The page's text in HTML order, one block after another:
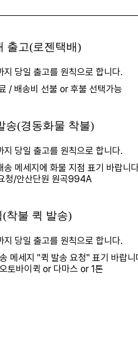
출고(로젠택배)
지 당일 출고를 원칙으로 합니다.
/ 배송비 선불 or 후불 선택가능
송(경동화물 착불)
지 당일 출고를 원칙으로 합니다.
메세지에 화물 지점 표기 바랍니
청/안산단원 원곡994A
(착불 퀵 발송)
지 당일 출고를 원칙으로 합니다.
메세지 "퀵 발송 요청" 표기 바랍니
토바이퀵 or 다마스 or 1톤